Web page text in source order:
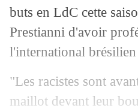
buts en LdC cette
Prestianni d'avoir
l'international
"Les racistes sont
maillot devant leur
18/02 Juve: Spalletti
18/02 Benfica-Real: